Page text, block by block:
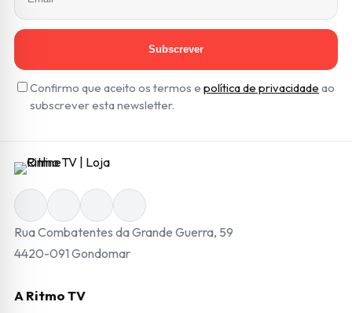
Subscrever
Confirmo que aceito os termos e política de privacidade ao
subscrever esta newsletter.
Rua Combatentes da Grande Guerra, 59
4420-091 Gondomar
A Ritmo TV